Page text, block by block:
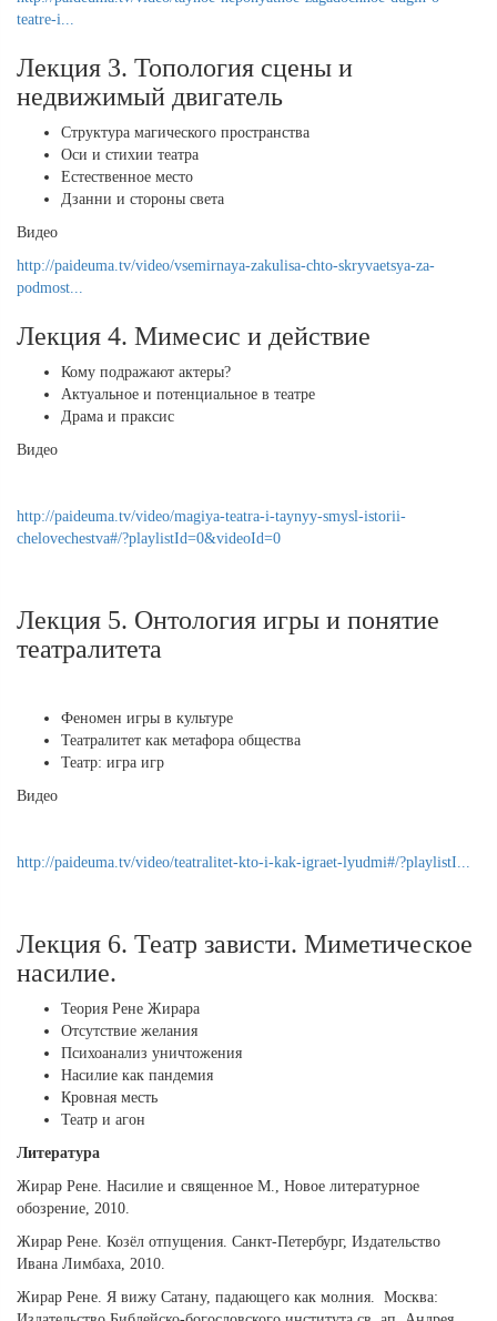
teatre-i...
Лекция 3. Топология сцены и
недвижимый двигатель
Структура магического пространства
Оси и стихии театра
Естественное место
Дзанни и стороны света
Видео
http://paideuma.tv/video/vsemirnaya-zakulisa-chto-skryvaetsya-za-
podmost...
Лекция 4. Мимесис и действие
Кому подражают актеры?
Актуальное и потенциальное в театре
Драма и праксис
Видео
http://paideuma.tv/video/magiya-teatra-i-taynyy-smysl-istorii-
chelovechestva#/?playlistId=0&videoId=0
Лекция 5. Онтология игры и понятие
театралитета
Феномен игры в культуре
Театралитет как метафора общества
Театр: игра игр
Видео
http://paideuma.tv/video/teatralitet-kto-i-kak-igraet-lyudmi#/?playlistI...
Лекция 6. Театр зависти. Миметическое
насилие.
Теория Рене Жирара
Отсутствие желания
Психоанализ уничтожения
Насилие как пандемия
Кровная месть
Театр и агон
Литература
Жирар Рене. Насилие и священное М., Новое литературное
обозрение, 2010.
Жирар Рене. Козёл отпущения. Санкт-Петербург, Издательство
Ивана Лимбаха, 2010.
Жирар Рене. Я вижу Сатану, падающего как молния. Москва: